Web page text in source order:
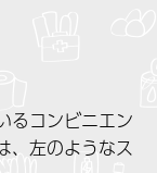
るコンビニエン
、左のようなス